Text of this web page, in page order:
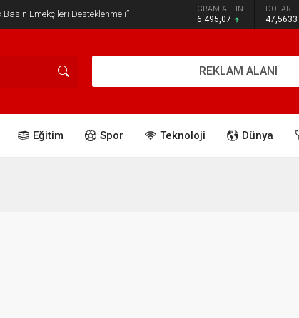
Emekçileri Desteklenmeli” GRAM ALTIN
6.495,07
DOLAR
47,5633
REKLAM ALANI
Eğitim Spor Teknoloji Dünya